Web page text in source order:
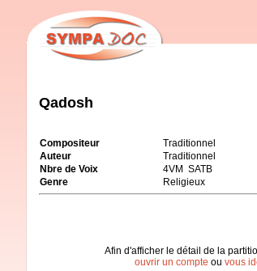
Qadosh
Compositeur
Traditionnel
Auteur
Traditionnel
Nbre de Voix
4VM SATB
Genre
Religieux
Afin d'afficher le détail de la
ouvrir un compte ou vous